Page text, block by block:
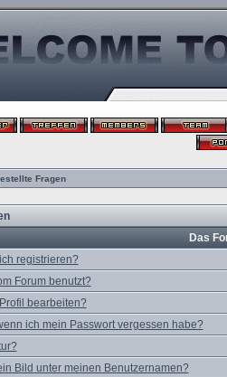
Fragen
Das
registrieren?
Forum benutzt?
bearbeiten?
ich mein Passwort vergessen habe?
Bild unter meinen Benutzernamen?